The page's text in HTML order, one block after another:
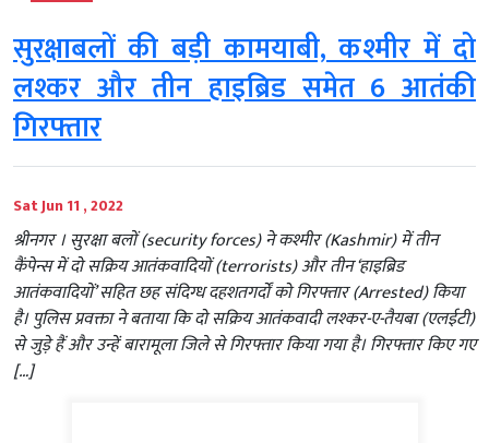
सुरक्षाबलों की बड़ी कामयाबी, कश्मीर में दो
लश्कर और तीन हाइब्रिड समेत 6 आतंकी
गिरफ्तार
Sat Jun 11 , 2022
श्रीनगर । सुरक्षा बलों (security forces) ने कश्मीर (Kashmir) में तीन
कैंपेन्स में दो सक्रिय आतंकवादियों (terrorists) और तीन ‘हाइब्रिड
आतंकवादियों’ सहित छह संदिग्ध दहशतगर्दों को गिरफ्तार (Arrested) किया
है। पुलिस प्रवक्ता ने बताया कि दो सक्रिय आतंकवादी लश्कर-ए-तैयबा (एलईटी)
से जुड़े हैं और उन्हें बारामूला जिले से गिरफ्तार किया गया है। गिरफ्तार किए गए
[…]